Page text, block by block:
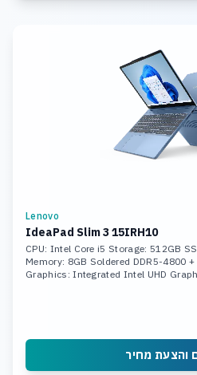
Lenovo
IdeaPad Slim 3 15IRH10
CPU: Intel Core i5 Storage: 512GB
Memory: 8GB Soldered DDR5-4800
Graphics: Integrated Intel UHD
והצעת מחיר